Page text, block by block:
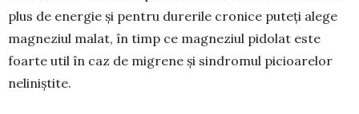
plus de energie și pentru durerile cronice puteți alege
magneziul malat, în timp ce magneziul pidolat este
foarte util în caz de migrene și sindromul picioarelor
neliniștite.